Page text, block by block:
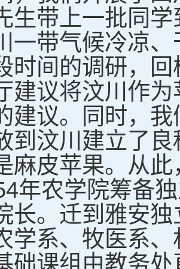
生带上一批同
一带气候冷凉
时间的调研，
建议将汶川作
建议。同时，
到汶川建立了
麻皮苹果。从
农学院筹备独
长。迁到雅安
系、牧医系、
础课组由教务